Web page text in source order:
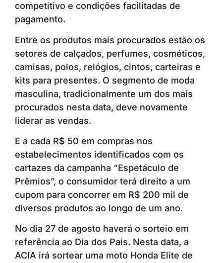
competitivo e condições facilitadas de
pagamento.
Entre os produtos mais procurados estão os
setores de calçados, perfumes, cosméticos,
camisas, polos, relógios, cintos, carteiras e
kits para presentes. O segmento de moda
masculina, tradicionalmente um dos mais
procurados nesta data, deve novamente
liderar as vendas.
E a cada R$ 50 em compras nos
estabelecimentos identificados com os
cartazes da campanha “Espetáculo de
Prêmios”, o consumidor terá direito a um
cupom para concorrer em R$ 200 mil de
diversos produtos ao longo de um ano.
No dia 27 de agosto haverá o sorteio em
referência ao Dia dos Pais. Nesta data, a
ACIA irá sortear uma moto Honda Elite de